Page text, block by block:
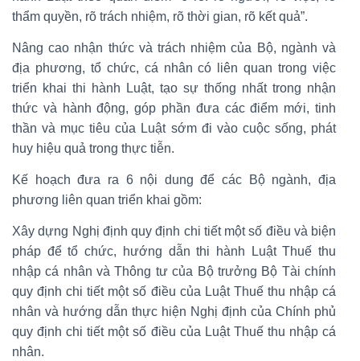
thẩm quyền, rõ trách nhiệm, rõ thời gian, rõ kết quả”.
Nâng cao nhận thức và trách nhiệm của Bộ, ngành và
địa phương, tổ chức, cá nhân có liên quan trong việc
triển khai thi hành Luật, tạo sự thống nhất trong nhận
thức và hành động, góp phần đưa các điểm mới, tinh
thần và mục tiêu của Luật sớm đi vào cuộc sống, phát
huy hiệu quả trong thực tiễn.
Kế hoạch đưa ra 6 nội dung để các Bộ ngành, địa
phương liên quan triển khai gồm:
Xây dựng Nghị định quy định chi tiết một số điều và biện
pháp để tổ chức, hướng dẫn thi hành Luật Thuế thu
nhập cá nhân và Thông tư của Bộ trưởng Bộ Tài chính
quy định chi tiết một số điều của Luật Thuế thu nhập cá
nhân và hướng dẫn thực hiện Nghị định của Chính phủ
quy định chi tiết một số điều của Luật Thuế thu nhập cá
nhân.